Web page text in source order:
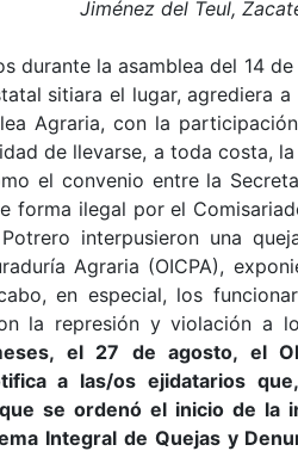
Jiménez del Teul,
durante la asamblea del 14
sitiara el lugar, agrediera
Agraria, con la
de llevarse, a toda costa,
el convenio entre la
forma ilegal por el
interpusieron una
Agraria (OICPA),
en especial, los
la represión y violación a
el 27 de agosto, el
a las/os ejidatarios
se ordenó el inicio de la
Integral de Quejas y